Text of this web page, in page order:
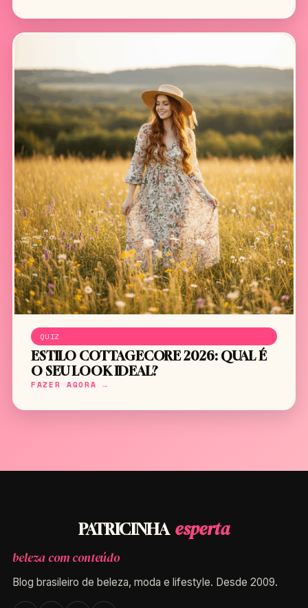
QUIZ
ESTILO COTTAGECORE 2026: QUAL É
O SEU LOOK IDEAL?
FAZER AGORA →
PATRICINHA esperta
beleza com conteúdo
Blog brasileiro de beleza, moda e lifestyle. Desde 2009.